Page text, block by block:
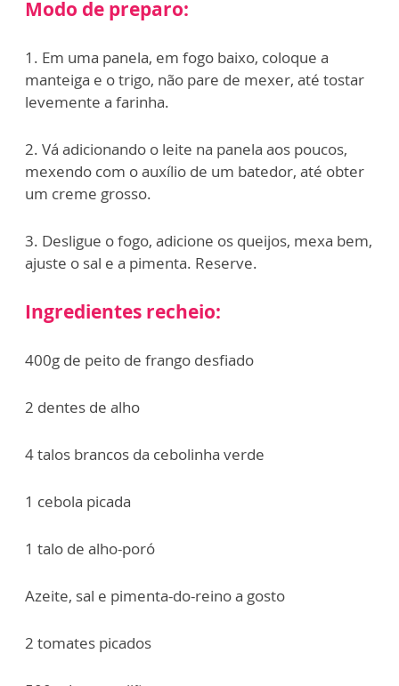
Modo de preparo:
1. Em uma panela, em fogo baixo, coloque a
manteiga e o trigo, não pare de mexer, até tostar
levemente a farinha.
2. Vá adicionando o leite na panela aos poucos,
mexendo com o auxílio de um batedor, até obter
um creme grosso.
3. Desligue o fogo, adicione os queijos, mexa bem,
ajuste o sal e a pimenta. Reserve.
Ingredientes recheio:
400g de peito de frango desfiado
2 dentes de alho
4 talos brancos da cebolinha verde
1 cebola picada
1 talo de alho-poró
Azeite, sal e pimenta-do-reino a gosto
2 tomates picados